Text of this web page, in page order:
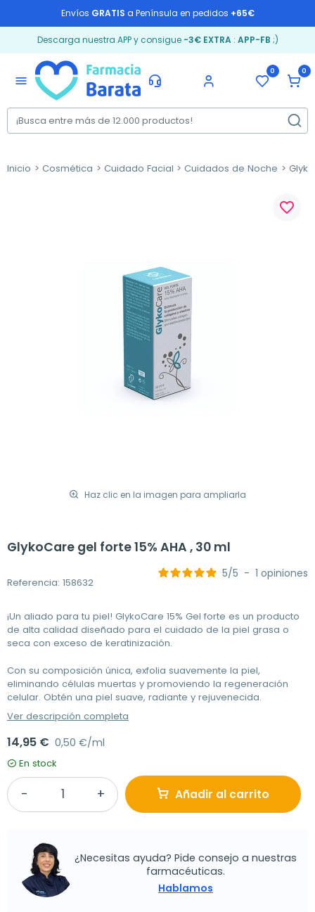
Envíos GRATIS a Península en pedidos +65€
Descarga nuestra APP y consigue -3€ EXTRA: APP-FB ;)
menu
0 0
Inicio Cosmética Cuidado Facial Cuidados de Noche
Haz clic en la imagen para ampliarla
favorite_border
GlykoCare gel forte 15% AHA , 30 ml
Referencia: 158632
5/5 - 1 opiniones
¡Un aliado para tu piel! GlykoCare 15% Gel forte es un producto
de alta calidad diseñado para el cuidado de la piel grasa o
seca con exceso de keratinización.
Con su composición única, exfolia suavemente la piel,
eliminando células muertas y promoviendo la regeneración
celular. Obtén una piel suave, radiante y rejuvenecida.
Ver descripción completa
14,95 € 0,50 €/ml
En stock
Añadir al carrito
¿Necesitas ayuda? Pide consejo a nuestras
farmacéuticas.
Hablamos